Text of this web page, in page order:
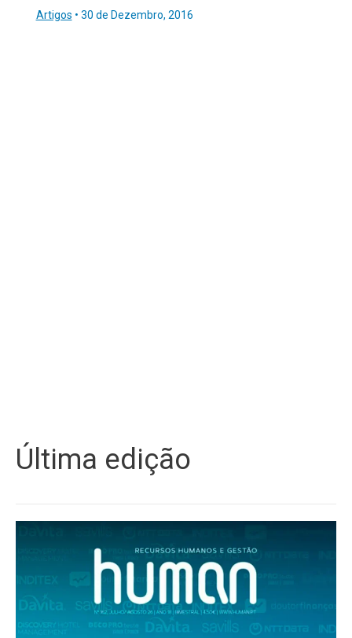
Artigos • 30 de Dezembro, 2016
Última edição